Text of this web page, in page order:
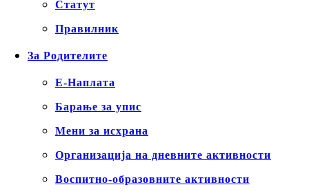
Статут
Правилник
За Родителите
Е-Наплата
Барање за упис
Мени за исхрана
Организација на дневните активности
Воспитно-образовните активности